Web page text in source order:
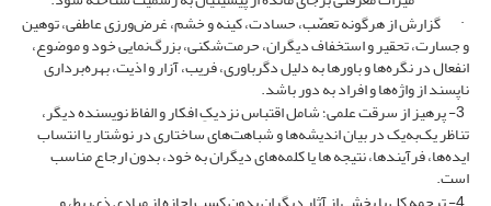
· گزارش از هرگونه تعصّب، حسادت‌، کینه‌ و خشم‌، غرض‌ورزی عاطفی، توهین‌
و جسارت‌، تحقیر و استخفاف‌ دیگران، حرمت‌شکنی، بزرگ‌نمایی خود و موضوع،
انفعال‌ در نگره‌ها و باورها به دلیل دگرباوری، فریب، آزار و اذیت، بهره‌برداری
ناپسند از واژه‌ها و افراد به دور باشد.
3- پرهیز از سرقت علمی؛ شامل اقتباس نزدیکِ افکار و الفاظ نویسنده دیگر،
تناظر یک‌به‌یک در بیان اندیشه‌ها و شباهت‌های ساختاری در نوشتار یا انتساب
ایده‌ها، فرآیندها، نتیجه ‌ها یا کلمه‌های دیگران به خود، بدون ارجاع مناسب
است.